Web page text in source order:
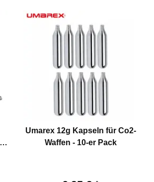
Umarex 12g Kapseln für Co2-
Waffen - 10-er Pack